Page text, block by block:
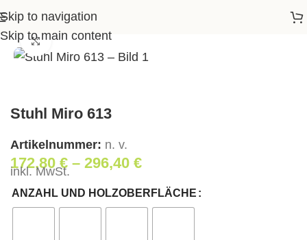
Skip to navigation
Skip to main content
Startseite>Shop>
Klick zum Vergrößern
Stuhl Miro 613
Artikelnummer: n. v.
172,80€ – 296,40 €
inkl. MwSt.
ANZAHL UND HOLZOBERFLÄCHE